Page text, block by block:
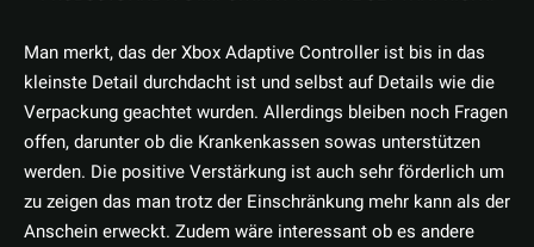
Man merkt, das der Xbox Adaptive Controller ist bis in das
kleinste Detail durchdacht ist und selbst auf Details wie die
Verpackung geachtet wurden. Allerdings bleiben noch Fragen
offen, darunter ob die Krankenkassen sowas unterstützen
werden. Die positive Verstärkung ist auch sehr förderlich um
zu zeigen das man trotz der Einschränkung mehr kann als der
Anschein erweckt. Zudem wäre interessant ob es andere